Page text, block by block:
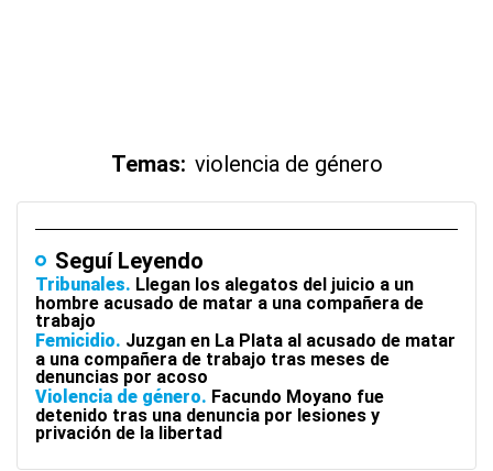
Temas: violencia de género
Seguí Leyendo
Tribunales Llegan los alegatos del juicio a un
hombre acusado de matar a una compañera de
trabajo
Femicidio Juzgan en La Plata al acusado de matar
a una compañera de trabajo tras meses de
denuncias por acoso
Violencia de género Facundo Moyano fue
detenido tras una denuncia por lesiones y
privación de la libertad